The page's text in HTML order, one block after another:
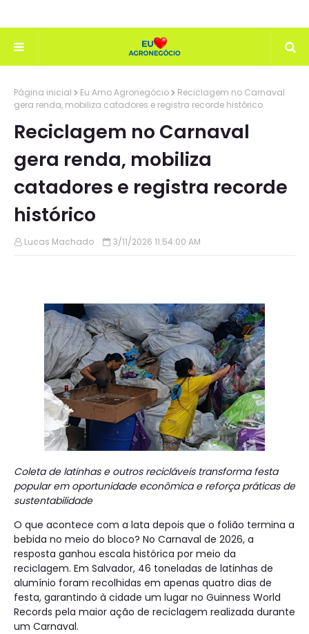
Página inicial Eu Amo Agronegócio
Reciclagem no Carnaval
gera renda, mobiliza catadores e registra recorde histórico
Reciclagem no Carnaval
gera renda, mobiliza
catadores e registra recorde
histórico
Lucas Machado 3/11/2026 11:54:00 AM
Coleta de latinhas e outros recicláveis transforma festa
popular em oportunidade econômica e reforça práticas de
sustentabilidade
O que acontece com a lata depois que o folião termina a
bebida no meio do bloco? No Carnaval de 2026, a
resposta ganhou escala histórica por meio da
reciclagem. Em Salvador, 46 toneladas de latinhas de
alumínio foram recolhidas em apenas quatro dias de
festa, garantindo à cidade um lugar no Guinness World
Records pela maior ação de reciclagem realizada durante
um Carnaval.